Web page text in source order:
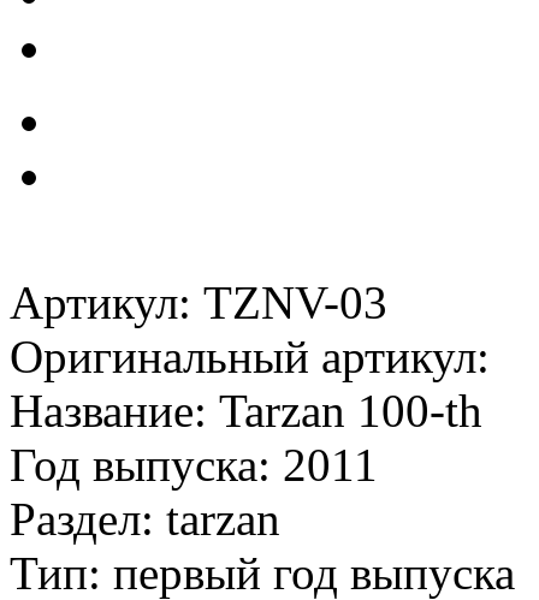
Артикул: TZNV-03
Оригинальный артикул:
Название: Tarzan 100-th
Год выпуска: 2011
Раздел: tarzan
Тип: первый год выпуска